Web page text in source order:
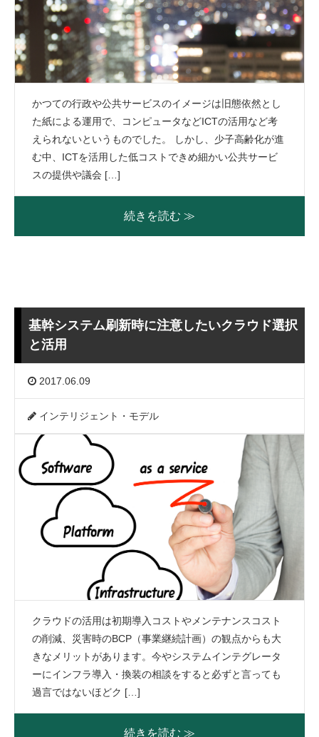
かつての行政や公共サービスのイメージは旧態依然とし
た紙による運用で、コンピュータなどICTの活用など考
えられないというものでした。 しかし、少子高齢化が進
む中、ICTを活用した低コストできめ細かい公共サービ
スの提供や議会 […]
続きを読む ≫
基幹システム刷新時に注意したいクラウド選択
と活用
2017.06.09
インテリジェント・モデル
クラウドの活用は初期導入コストやメンテナンスコスト
の削減、災害時のBCP（事業継続計画）の観点からも大
きなメリットがあります。今やシステムインテグレータ
ーにインフラ導入・換装の相談をすると必ずと言っても
過言ではないほどク […]
続きを読む ≫